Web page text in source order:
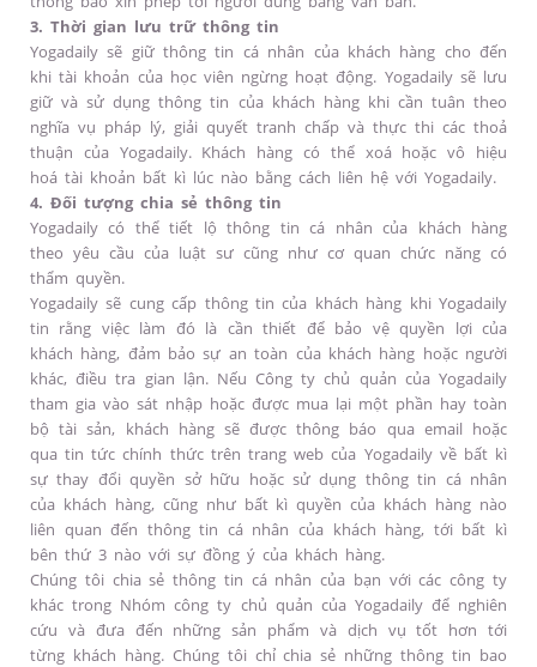
3. Thời gian lưu trữ thông tin
Yogadaily sẽ giữ thông tin cá nhân của khách hàng cho đến
khi tài khoản của học viên ngừng hoạt động. Yogadaily sẽ lưu
giữ và sử dụng thông tin của khách hàng khi cần tuân theo
nghĩa vụ pháp lý, giải quyết tranh chấp và thực thi các thoả
thuận của Yogadaily. Khách hàng có thể xoá hoặc vô hiệu
hoá tài khoản bất kì lúc nào bằng cách liên hệ với Yogadaily.
4. Đối tượng chia sẻ thông tin
Yogadaily có thể tiết lộ thông tin cá nhân của khách hàng
theo yêu cầu của luật sư cũng như cơ quan chức năng có
thẩm quyền.
Yogadaily sẽ cung cấp thông tin của khách hàng khi Yogadaily
tin rằng việc làm đó là cần thiết để bảo vệ quyền lợi của
khách hàng, đảm bảo sự an toàn của khách hàng hoặc người
khác, điều tra gian lận. Nếu Công ty chủ quản của Yogadaily
tham gia vào sát nhập hoặc được mua lại một phần hay toàn
bộ tài sản, khách hàng sẽ được thông báo qua email hoặc
qua tin tức chính thức trên trang web của Yogadaily về bất kì
sự thay đổi quyền sở hữu hoặc sử dụng thông tin cá nhân
của khách hàng, cũng như bất kì quyền của khách hàng nào
liên quan đến thông tin cá nhân của khách hàng, tới bất kì
bên thứ 3 nào với sự đồng ý của khách hàng.
Chúng tôi chia sẻ thông tin cá nhân của bạn với các công ty
khác trong Nhóm công ty chủ quản của Yogadaily để nghiên
cứu và đưa đến những sản phẩm và dịch vụ tốt hơn tới
từng khách hàng. Chúng tôi chỉ chia sẻ những thông tin bao